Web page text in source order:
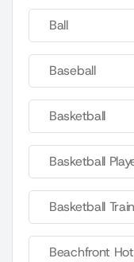
Ball
Baseball
Basketball
Basketball
Basketball Train
Beachfront